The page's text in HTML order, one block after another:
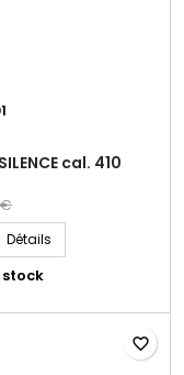
cal. 410
DétailsCarabine Rossi
favorite_border